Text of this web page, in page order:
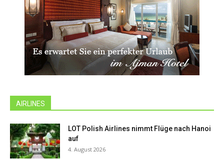
AIRLINES
LOT Polish Airlines nimmt Flüge nach Hanoi
auf
4. August 2026